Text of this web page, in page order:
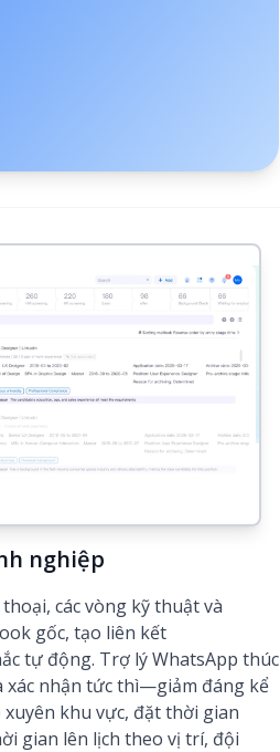
nghiệp
các vòng kỹ thuật và
gốc, tạo liên kết
tự động. Trợ lý WhatsApp thúc
xác nhận tức thì—giảm đáng kể
khu vực, đặt thời gian
gian lên lịch theo vị trí, đội